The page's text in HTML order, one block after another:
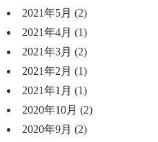
2021年5月 (2)
2021年4月 (1)
2021年3月 (2)
2021年2月 (1)
2021年1月 (1)
2020年10月 (2)
2020年9月 (2)